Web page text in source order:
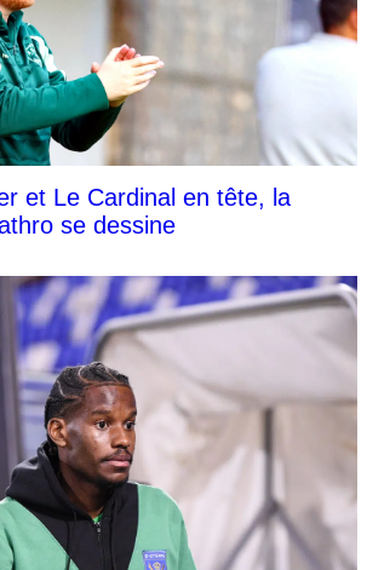
et Le Cardinal en tête, la
se dessine